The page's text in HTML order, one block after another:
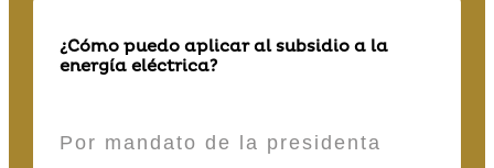
¿Cómo puedo aplicar al subsidio a la
energía eléctrica?
Por mandato de la presidenta